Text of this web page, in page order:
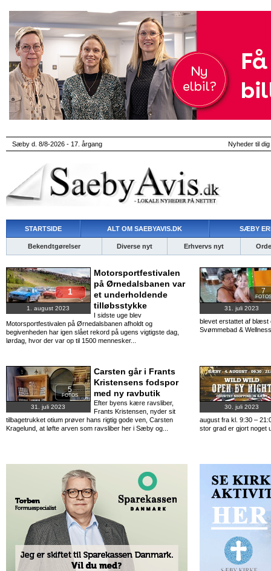
Sæby d. 8/8-2026 - 17. årgang Nyheder til
STARTSIDE ALT OM SAEBYAVIS.DK SÆBY
Bekendtgørelser Diverse nyt Erhvervs nyt
1. august 2023
1
Motorsportfestivalen
på Ørnedalsbanen var
et underholdende
tilløbsstykke
I sidste uge blev
Motorsportfestivalen på Ørnedalsbanen afholdt og
begivenheden har igen slået rekord på ugens vigtigste dag,
lørdag, hvor der var op til 1500 mennesker...
31. juli 2023
7
blevet erstattet af blæst
Svømmebad &
31. juli 2023
5
FOTOS
Carsten går i Frants
Kristensens fodspor
med ny ravbutik
Efter byens kære ravsliber,
Frants Kristensen, nyder sit
tilbagetrukket otium prøver hans rigtig gode ven, Carsten
Kragelund, at løfte arven som ravsliber her i Sæby og...
30. juli 2023
august fra kl. 9:30 –
stor grad er gjort noget